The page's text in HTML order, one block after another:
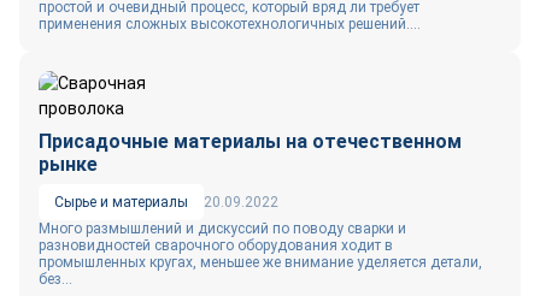
простой и очевидный процесс, который вряд ли требует
применения сложных высокотехнологичных решений....
Присадочные материалы на отечественном
рынке
Сырье и материалы
20.09.2022
Много размышлений и дискуссий по поводу сварки и
разновидностей сварочного оборудования ходит в
промышленных кругах, меньшее же внимание уделяется детали,
без...